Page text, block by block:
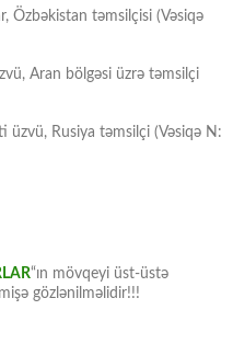
Özbəkistan təmsilçisi (Vəsiqə
Aran bölgəsi üzrə təmsilçi
üzvü, Rusiya təmsilçi (Vəsiqə N:
“ın mövqeyi üst-üstə
gözlənilməlidir!!!